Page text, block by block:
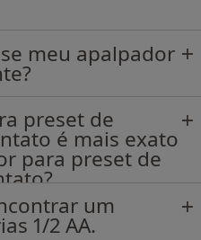
meu apalpador
preset de
é mais exato
para preset de
um
1/2 AA.